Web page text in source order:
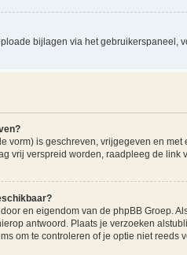
bijlagen via het gebruikerspaneel,
vorm) is geschreven, vrijgegeven en
vrij verspreid worden, raadpleeg de link
en eigendom van de phpBB Groep.
antwoord. Plaats je verzoeken
om te controleren of je optie niet